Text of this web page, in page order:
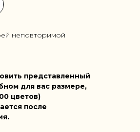
неповторимой
представленный
для вас размере,
цветов)
после